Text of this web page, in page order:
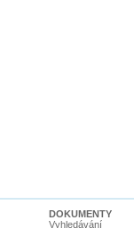
DOKUMENTY
Vyhledávání